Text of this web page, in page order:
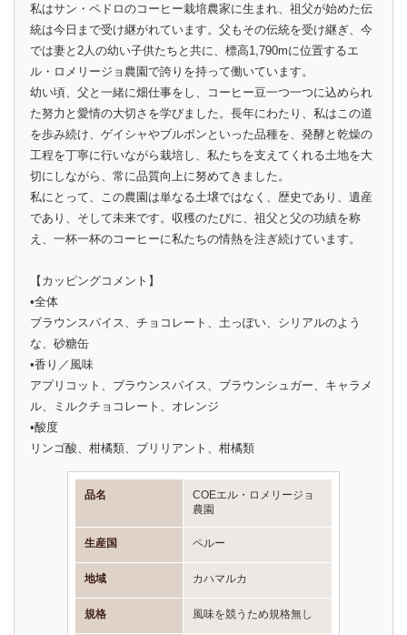
私はサン・ペドロのコーヒー栽培農家に生まれ、祖父が始めた伝
統は今日まで受け継がれています。父もその伝統を受け継ぎ、今
では妻と2人の幼い子供たちと共に、標高1,790mに位置するエ
ル・ロメリージョ農園で誇りを持って働いています。
幼い頃、父と一緒に畑仕事をし、コーヒー豆一つ一つに込められ
た努力と愛情の大切さを学びました。長年にわたり、私はこの道
を歩み続け、ゲイシャやブルボンといった品種を、発酵と乾燥の
工程を丁寧に行いながら栽培し、私たちを支えてくれる土地を大
切にしながら、常に品質向上に努めてきました。
私にとって、この農園は単なる土壌ではなく、歴史であり、遺産
であり、そして未来です。収穫のたびに、祖父と父の功績を称
え、一杯一杯のコーヒーに私たちの情熱を注ぎ続けています。
【カッピングコメント】
•全体
ブラウンスパイス、チョコレート、土っぽい、シリアルのよう
な、砂糖缶
•香り／風味
アプリコット、ブラウンスパイス、ブラウンシュガー、キャラメ
ル、ミルクチョコレート、オレンジ
•酸度
リンゴ酸、柑橘類、ブリリアント、柑橘類
品名
COEエル・ロメリージョ
農園
生産国 ペルー
地域 カハマルカ
規格 風味を競うため規格無し